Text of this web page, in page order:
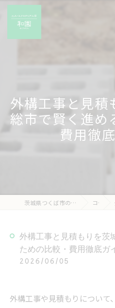
外構工事と見積
総市で賢く進め
費用徹
茨城県つくば市の外構工事なら有限会社和園 コラム
外構工事と見積もりを茨
ための比較・費用徹底ガ
2026/06/05
外構工事や見積もりについて